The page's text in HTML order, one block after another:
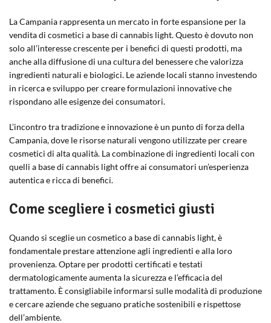
La Campania rappresenta un mercato in forte espansione per la
vendita di cosmetici a base di cannabis light. Questo è dovuto non
solo all’interesse crescente per i benefici di questi prodotti, ma
anche alla diffusione di una cultura del benessere che valorizza
ingredienti naturali e biologici. Le aziende locali stanno investendo
in ricerca e sviluppo per creare formulazioni innovative che
rispondano alle esigenze dei consumatori.
L’incontro tra tradizione e innovazione è un punto di forza della
Campania, dove le risorse naturali vengono utilizzate per creare
cosmetici di alta qualità. La combinazione di ingredienti locali con
quelli a base di cannabis light offre ai consumatori un’esperienza
autentica e ricca di benefici.
Come scegliere i cosmetici giusti
Quando si sceglie un cosmetico a base di cannabis light, è
fondamentale prestare attenzione agli ingredienti e alla loro
provenienza. Optare per prodotti certificati e testati
dermatologicamente aumenta la sicurezza e l’efficacia del
trattamento. È consigliabile informarsi sulle modalità di produzione
e cercare aziende che seguano pratiche sostenibili e rispettose
dell’ambiente.